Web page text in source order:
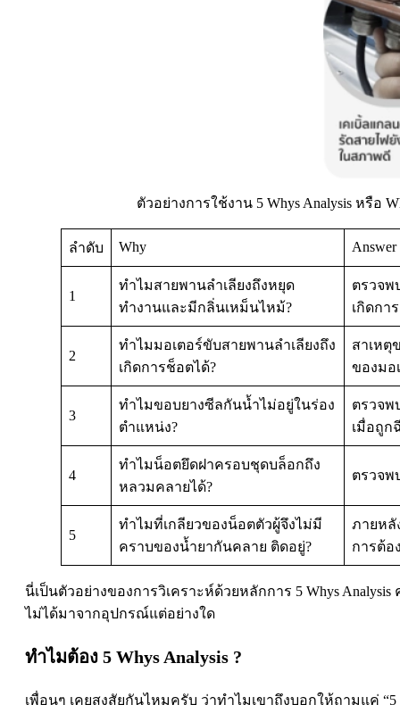
ตัวอย่างการใช้งาน 5 Whys Analysis หรือ
ลำดับ Why Answer
1
ทำไมสายพานลำเลียงถึงหยุด
ทำงานและมีกลิ่นเหม็นไหม้?
ตรวจพ
เกิดกา
2
ทำไมมอเตอร์ขับสายพานลำเลียงถึง
เกิดการช็อตได้?
สาเหตุ
ของมอ
3
ทำไมขอบยางซีลกันน้ำไม่อยู่ในร่อง
ตำแหน่ง?
ตรวจพ
เมื่อถูก
4
ทำไมน็อตยึดฝาครอบชุดบล็อกถึง
หลวมคลายได้?
ตรวจพ
5
ทำไมที่เกลียวของน็อตตัวผู้จึงไม่มี
คราบของน้ำยากันคลาย ติดอยู่?
ภายหลั
การต้อ
นี่เป็นตัวอย่างของการวิเคราะห์ด้วยหลักการ 5 Whys
ไม่ได้มาจากอุปกรณ์แต่อย่างใด
ทำไมต้อง 5 Whys Analysis ?
เพื่อนๆ เคยสงสัยกันไหมครับ ว่าทำไมเขาถึงบอกให้ถามแค่